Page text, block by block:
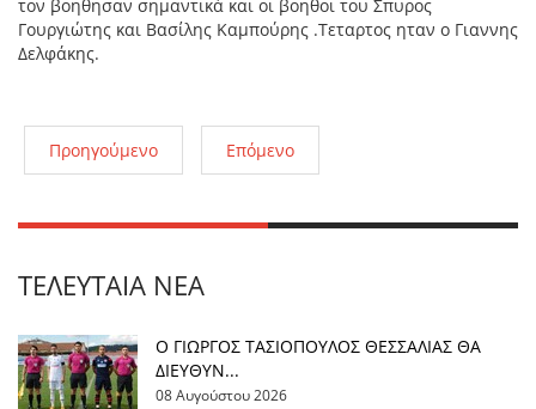
τον βοηθησαν σημαντικά και οι βοηθοι του Σπυρος
Γουργιώτης και Βασίλης Καμπούρης .Τεταρτος ηταν ο Γιαννης
Δελφάκης.
Προηγούμενο Επόμενο
ΤΕΛΕΥΤΑΊΑ ΝΈΑ
Ο ΓΙΩΡΓΟΣ ΤΑΣΙΟΠΟΥΛΟΣ ΘΕΣΣΑΛΙΑΣ ΘΑ
ΔΙΕΥΘΥΝ...
08 Αυγούστου 2026